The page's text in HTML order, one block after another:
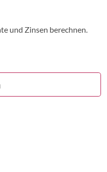
und Zinsen berechnen.